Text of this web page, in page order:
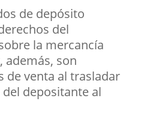
de depósito
del
la mercancía
además, son
de venta al trasladar
depositante al